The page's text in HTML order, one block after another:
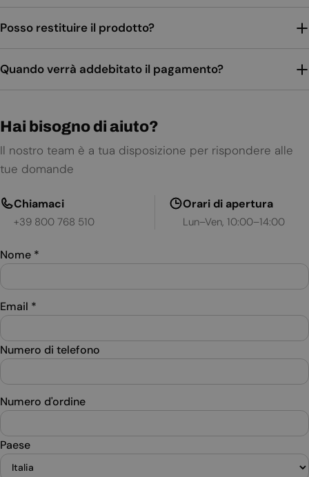
Posso restituire il prodotto?
Quando verrà addebitato il pagamento?
Hai bisogno di aiuto?
Il nostro team è a tua disposizione per rispondere alle
tue domande
Chiamaci
+39 800 768 510
Orari di apertura
Lun–Ven, 10:00–14:00
Nome *
Email *
Numero di telefono
Numero d'ordine
Paese